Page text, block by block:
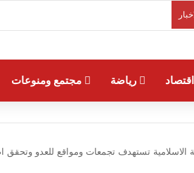
اقتصاد رياضة مجتمع ومنوعات
الاسلامية تستهدف تجمعات ومواقع للعدو وتحقق